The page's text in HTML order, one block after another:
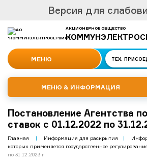
Версия для
АКЦИОНЕРНОЕ ОБЩЕСТВО
МЕНЮ ТЕХ.
МЕНЮ & ИНФОРМАЦИЯ
Постановление Агентства
ставок с 01.12.2022 по
Главная | Информация для раскрытия |
которых применяется государственное
по 31.12.2023 г